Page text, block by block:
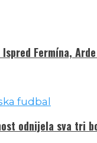
Fermína,
odnijela sva tri